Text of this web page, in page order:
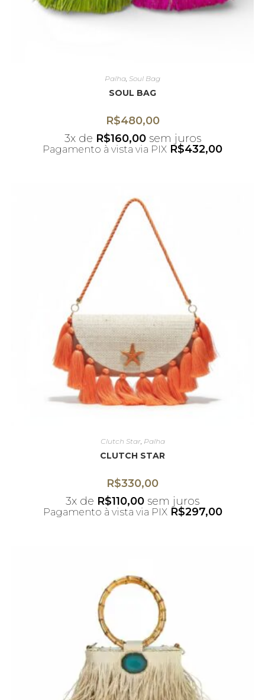
Palha Soul Bag
SOUL BAG
R$480,00
3x de R$160,00 sem juros
Pagamento à vista via PIX R$432,00
Clutch Star, Palha
CLUTCH STAR
R$330,00
3x de R$110,00 sem juros
Pagamento à vista via PIX R$297,00